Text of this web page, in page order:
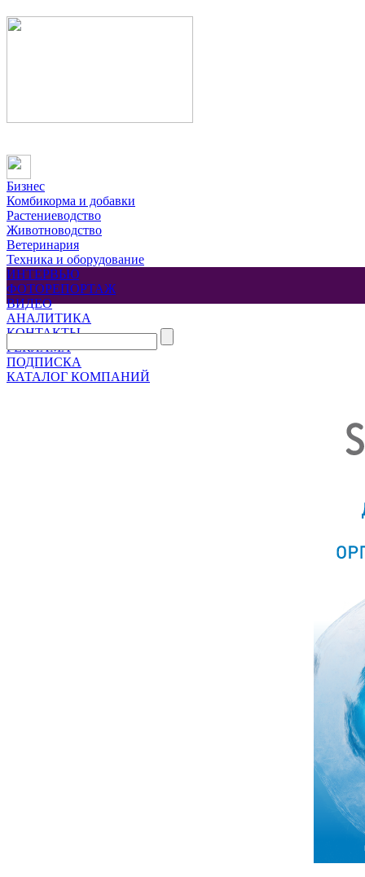
Бизнес
Комбикорма и добавки
Растениеводство
Животноводство
Ветеринария
Техника и оборудование
ИНТЕРВЬЮ
ФОТОРЕПОРТАЖ
ВИДЕО
АНАЛИТИКА
КОНТАКТЫ
РЕКЛАМА
ПОДПИСКА
КАТАЛОГ КОМПАНИЙ